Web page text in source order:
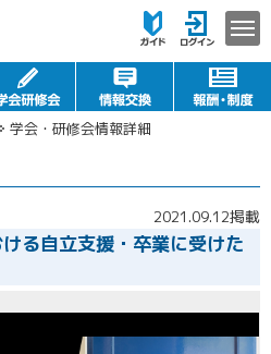
学会・研修会情報詳細
2021.09.12掲載
る自立支援・卒業に受けた